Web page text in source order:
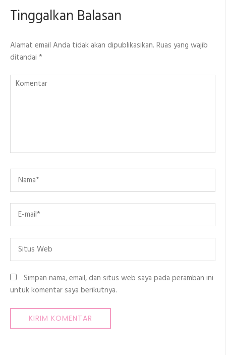
Tinggalkan Balasan
Alamat email Anda tidak akan dipublikasikan. Ruas yang wajib
ditandai *
Komentar
Name
Email
Situs
Web
Simpan nama, email, dan situs web saya pada peramban ini
untuk komentar saya berikutnya.